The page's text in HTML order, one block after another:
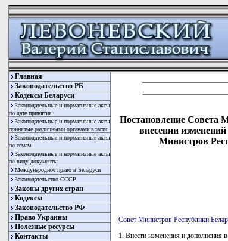
Главная
Законодательство РБ
Кодексы Беларуси
Законодательные и нормативные акты
по дате принятия
Законодательные и нормативные акты
принятые различными органами власти
Законодательные и нормативные акты
по темам
Законодательные и нормативные акты
по виду документы
Международное право в Беларуси
Законодательство СССР
Законы других стран
Кодексы
Законодательство РФ
Право Украины
Полезные ресурсы
Контакты
Постановление Совета
внесении
Министров
Совет Министров Республики
1. Внести изменения и дополнения